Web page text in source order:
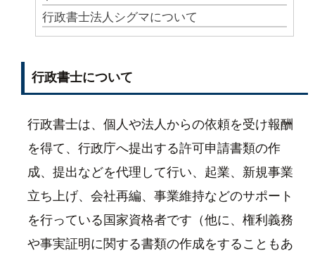
行政書士法人シグマについて
行政書士について
行政書士は、個人や法人からの依頼を受け報酬
を得て、行政庁へ提出する許可申請書類の作
成、提出などを代理して行い、起業、新規事業
立ち上げ、会社再編、事業維持などのサポート
を行っている国家資格者です（他に、権利義務
や事実証明に関する書類の作成をすることもあ